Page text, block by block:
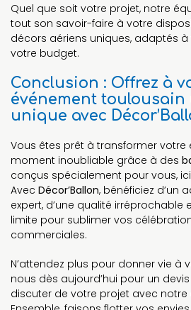
Quel que soit votre projet, notre
tout son savoir-faire à votre
décors aériens uniques, adaptés
votre budget.
Conclusion : Offrez à
événement toulousain
unique avec
Vous êtes prêt à transformer votre
moment inoubliable grâce à des
conçus spécialement pour vous,
Avec Décor’Ballon, bénéficiez d’un
expert, d’une qualité irréprochable
limite pour sublimer vos
commerciales.
N’attendez plus pour donner vie à
nous dès aujourd’hui pour un
discuter de votre projet avec